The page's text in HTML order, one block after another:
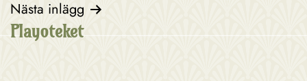
Nästa inlägg
Playoteket